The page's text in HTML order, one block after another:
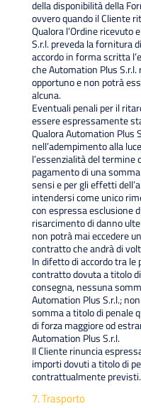
della disponibilità della
ovvero quando il Cliente
Qualora l’Ordine ricevuto
S.r.l. preveda la fornitura
accordo in forma scritta
che Automation Plus
opportuno e non potrà
alcuna.
Eventuali penali per il
essere espressamente
Qualora Automation Plus
nell’adempimento alla
l’essenzialità del termine
pagamento di una
sensi e per gli effetti
intendersi come unico
con espressa esclusione
risarcimento di danno
non potrà mai eccedere
contratto che andrà di
In difetto di accordo tra le
contratto dovuta a titolo
consegna, nessuna
Automation Plus S.r.l.;
somma a titolo di penale
di forza maggiore od
Automation Plus S.r.l.
Il Cliente rinuncia
importi dovuti a titolo di
contrattualmente previsti.
7. Trasporto